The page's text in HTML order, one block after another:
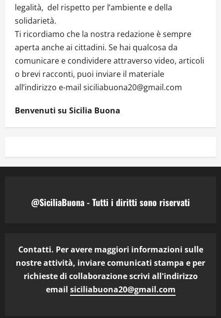
legalità, del rispetto per l’ambiente e della
solidarietà.
Ti ricordiamo che la nostra redazione è sempre
aperta anche ai cittadini. Se hai qualcosa da
comunicare e condividere attraverso video, articoli
o brevi racconti, puoi inviare il materiale
all’indirizzo e-mail siciliabuona20@gmail.com
Benvenuti su Sicilia Buona
@SiciliaBuona - Tutti i diritti sono riservati
Contatti. Per avere maggiori informazioni sulle
nostre attività, inviare comunicati stampa e per
richieste di collaborazione scrivi all'indirizzo
email siciliabuona20@gmail.com